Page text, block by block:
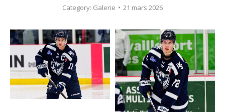
Category: Galerie 21 mars 2026